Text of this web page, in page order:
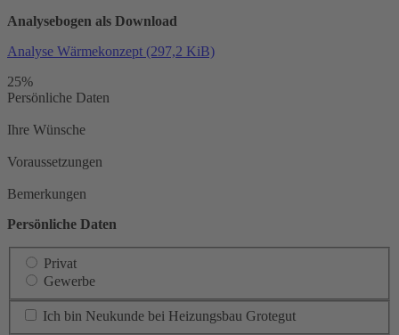
Analysebogen als Download
Analyse Wärmekonzept (297,2 KiB)
25%
Persönliche Daten
Ihre Wünsche
Voraussetzungen
Bemerkungen
Persönliche Daten
Privat
Gewerbe
Ich bin Neukunde bei Heizungsbau Grotegut